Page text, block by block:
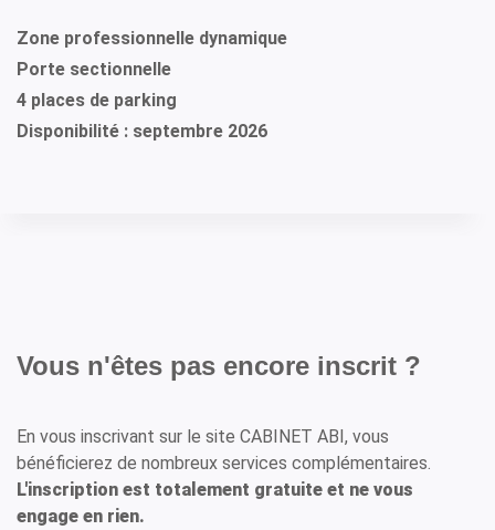
Zone professionnelle dynamique
Porte sectionnelle
4 places de parking
Disponibilité : septembre 2026
Vous n'êtes pas encore inscrit ?
En vous inscrivant sur le site CABINET ABI, vous
bénéficierez de nombreux services complémentaires.
L'inscription est totalement gratuite et ne vous
engage en rien.